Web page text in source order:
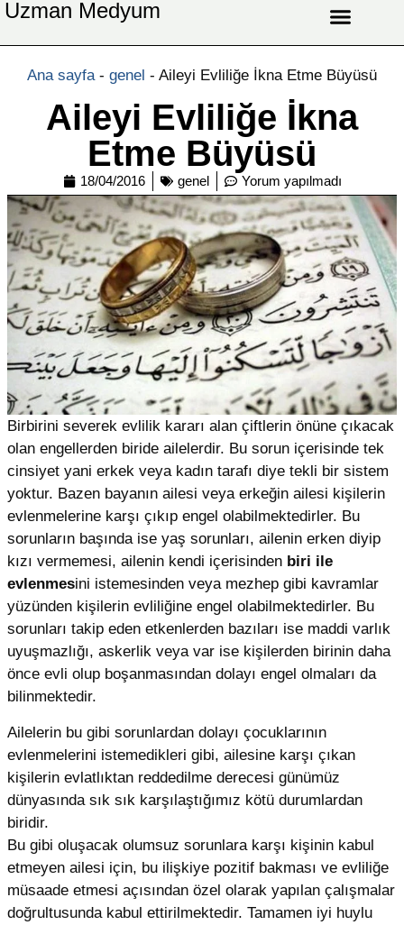
Uzman Medyum
Ana sayfa- genel - Aileyi Evliliğe İkna Etme Büyüsü
Aileyi Evliliğe İkna
Etme Büyüsü
18/04/2016 genel Yorum yapılmadı
Birbirini severek evlilik kararı alan çiftlerin önüne çıkacak
olan engellerden biride ailelerdir. Bu sorun içerisinde tek
cinsiyet yani erkek veya kadın tarafı diye tekli bir sistem
yoktur. Bazen bayanın ailesi veya erkeğin ailesi kişilerin
evlenmelerine karşı çıkıp engel olabilmektedirler. Bu
sorunların başında ise yaş sorunları, ailenin erken diyip
kızı vermemesi, ailenin kendi içerisinden biri ile
evlenmesini istemesinden veya mezhep gibi kavramlar
yüzünden kişilerin evliliğine engel olabilmektedirler. Bu
sorunları takip eden etkenlerden bazıları ise maddi varlık
uyuşmazlığı, askerlik veya var ise kişilerden birinin daha
önce evli olup boşanmasından dolayı engel olmaları da
bilinmektedir.
Ailelerin bu gibi sorunlardan dolayı çocuklarının
evlenmelerini istemedikleri gibi, ailesine karşı çıkan
kişilerin evlatlıktan reddedilme derecesi günümüz
dünyasında sık sık karşılaştığımız kötü durumlardan
biridir.
Bu gibi oluşacak olumsuz sorunlara karşı kişinin kabul
etmeyen ailesi için, bu ilişkiye pozitif bakması ve evliliğe
müsaade etmesi açısından özel olarak yapılan çalışmalar
doğrultusunda kabul ettirilmektedir. Tamamen iyi huylu